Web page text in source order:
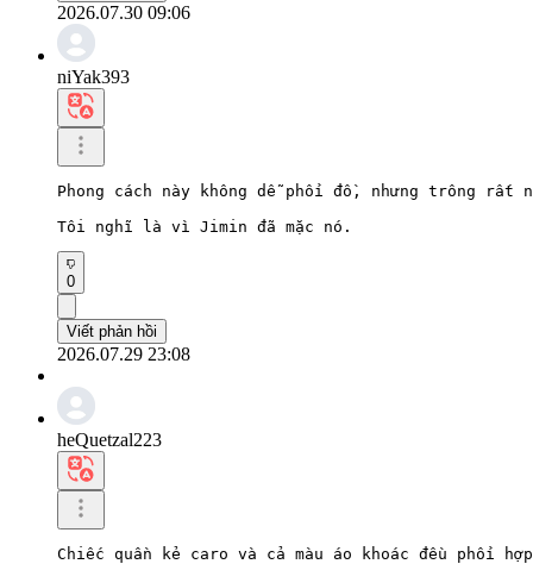
2026.07.30 09:06
niYak393
Phong cách này không dễ phối đồ, nhưng trông rất
Tôi nghĩ là vì Jimin đã mặc nó.
0
Viết phản hồi
2026.07.29 23:08
heQuetzal223
Chiếc quần kẻ caro và cả màu áo khoác đều phối